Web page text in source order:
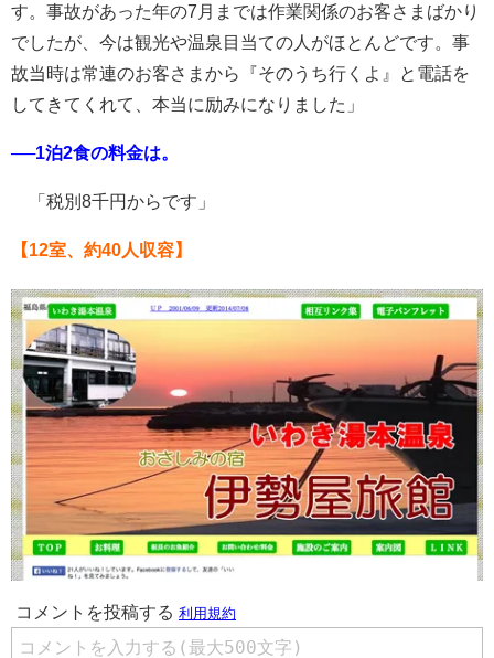
す。事故があった年の7月までは作業関係のお客さまばかり
でしたが、今は観光や温泉目当ての人がほとんどです。事
故当時は常連のお客さまから『そのうち行くよ』と電話を
してきてくれて、本当に励みになりました」
──1泊2食の料金は。
「税別8千円からです」
【12室、約40人収容】